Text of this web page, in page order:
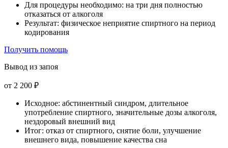
Для процедуры необходимо: на три дня полностью
отказаться от алкоголя
Результат: физическое неприятие спиртного на период
кодирования
Получить помощь
Вывод из запоя
от 2 200 ₽
Исходное: абстинентный синдром, длительное
употребление спиртного, значительные дозы алкоголя,
нездоровый внешний вид
Итог: отказ от спиртного, снятие боли, улучшение
внешнего вида, повышение качества сна